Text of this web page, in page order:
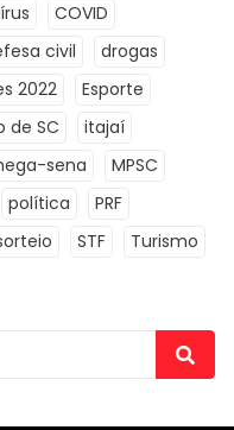
COVID
civil
drogas
2022
Esporte
de SC
itajaí
sena
MPSC
política
PRF
STF
Turismo